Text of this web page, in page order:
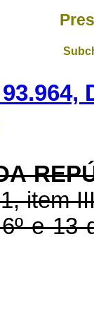
93.964,
item
e 13